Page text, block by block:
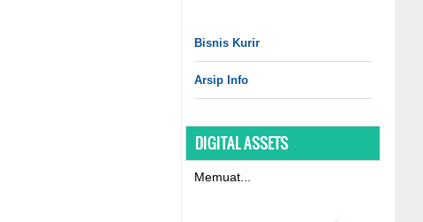
Bisnis Kurir
Arsip Info
DIGITAL ASSETS
Memuat...